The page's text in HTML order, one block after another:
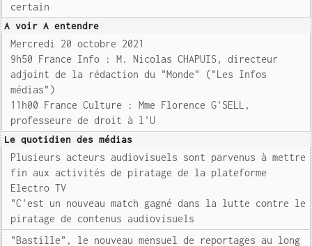
certain
A voir A entendre
Mercredi 20 octobre 2021
9h50 France Info : M. Nicolas CHAPUIS, directeur
adjoint de la rédaction du "Monde" ("Les Infos
médias")
11h00 France Culture : Mme Florence G'SELL,
professeure de droit à l'U
Le quotidien des médias
Plusieurs acteurs audiovisuels sont parvenus à mettre
fin aux activités de piratage de la plateforme
Electro TV
"C'est un nouveau match gagné dans la lutte contre le
piratage de contenus audiovisuels
"Bastille", le nouveau mensuel de reportages au long